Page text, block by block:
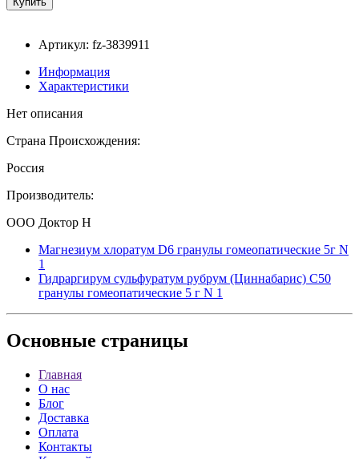
Артикул: fz-3839911
Информация
Характеристики
Нет описания
Страна Происхождения:
Россия
Производитель:
ООО Доктор Н
Магнезиум хлоратум D6 гранулы гомеопатические 5г N
1
Гидраргирум сульфуратум рубрум (Циннабарис) C50
гранулы гомеопатические 5 г N 1
Основные страницы
Главная
О нас
Блог
Доставка
Оплата
Контакты